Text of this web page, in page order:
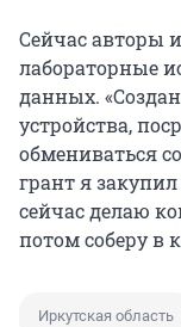
Сейчас авторы
лабораторные
данных.
устройства,
обмениваться
грант я
сейчас делаю
потом соберу в
Иркутская область